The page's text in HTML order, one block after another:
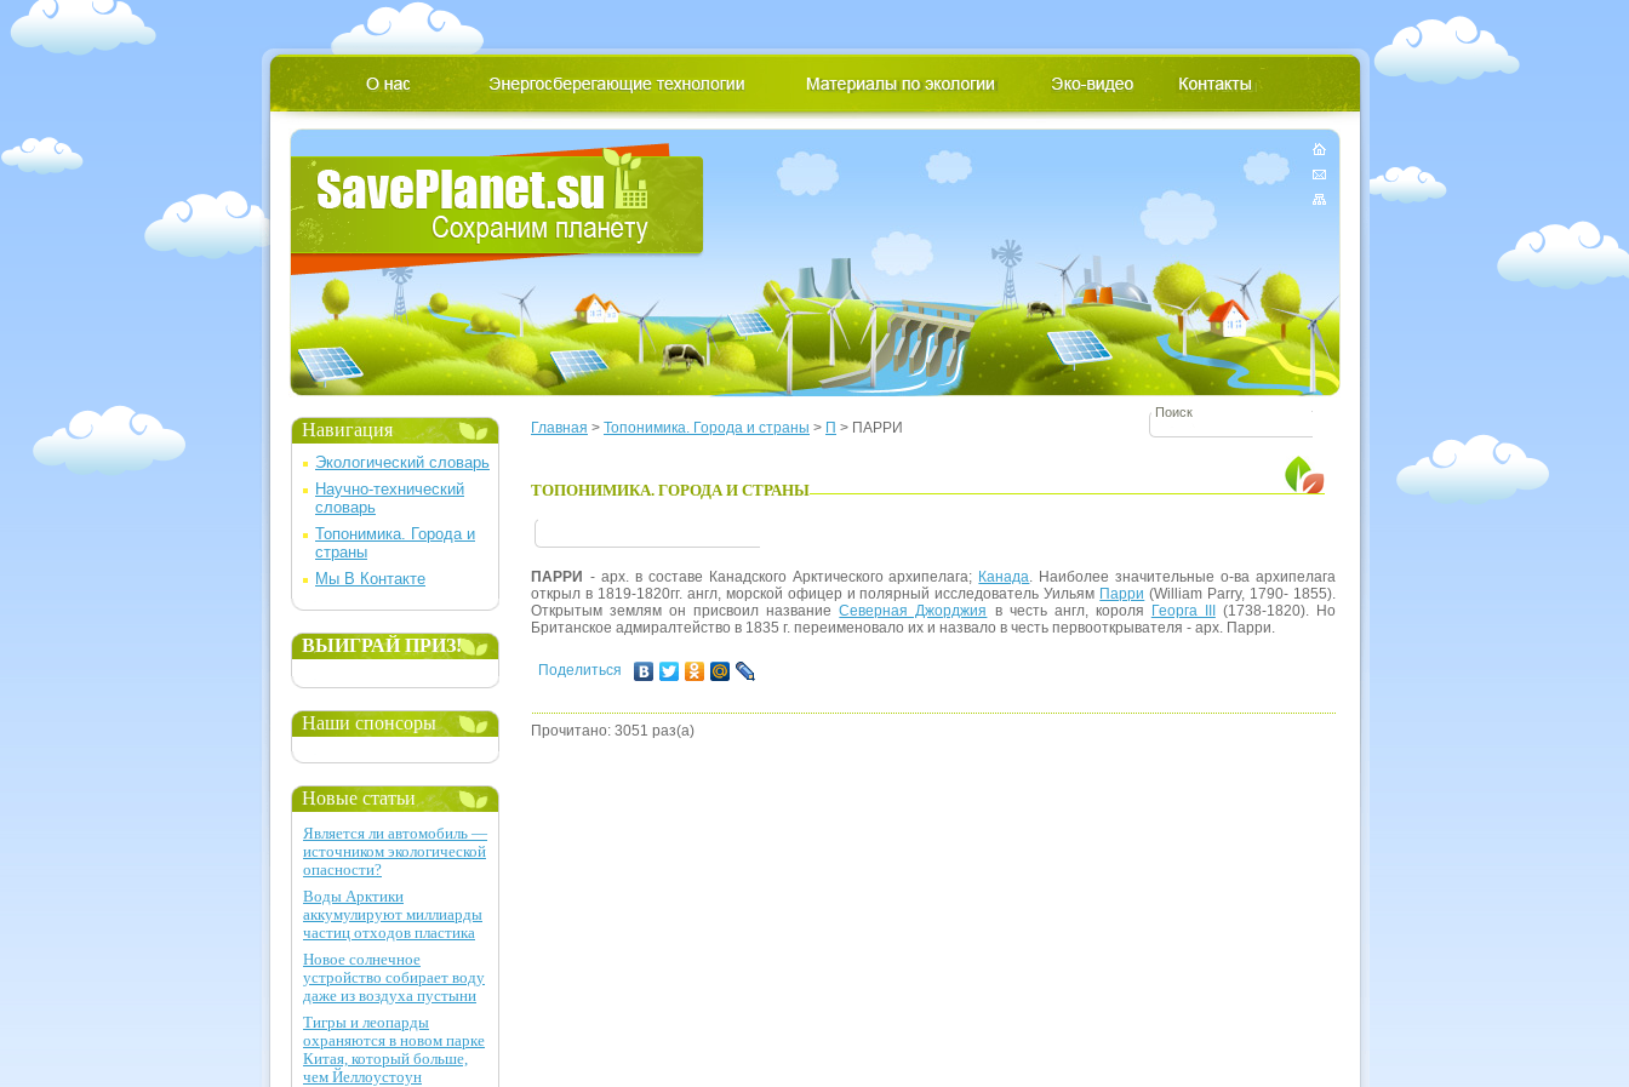
Главная > Топонимика. Города и страны > П > ПАРРИ
ТОПОНИМИКА. ГОРОДА И СТРАНЫ
ПАРРИ - арх. в составе Канадского Арктического архипелага; Канада. Наиболее значительные о-ва архипелага
открыл в 1819-1820гг. англ, морской офицер и полярный исследователь Уильям Парри (William Parry, 1790- 1855).
Открытым землям он присвоил названиеСеверная Джорджия в честь англ, короля Георга III
(1738-1820). Но
Британское адмиралтейство в 1835 г. переименовало их и назвало в честь первооткрывателя - арх. Парри.
Поделиться
Прочитано: 3051 раз(а)
Навигация
Экологический словарь
Научно-технический
словарь
Топонимика. Города и
страны
Мы В Контакте
ВЫИГРАЙ ПРИЗ!
Наши спонсоры
Новые статьи
Является ли автомобиль —
источником экологической
опасности?
Воды Арктики
аккумулируют миллиарды
частиц отходов пластика
Новое солнечное
устройство собирает воду
даже из воздуха пустыни
Тигры и леопарды
охраняются в новом парке
Китая, который больше,
чем Йеллоустоун